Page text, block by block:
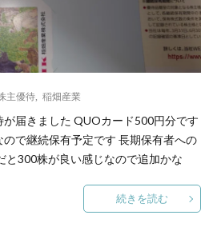
主優待 稲畑産業
届きました QUOカード500円分です
で継続保有予定です 長期保有者への
と300株が良い感じなので追加かな
続きを読む